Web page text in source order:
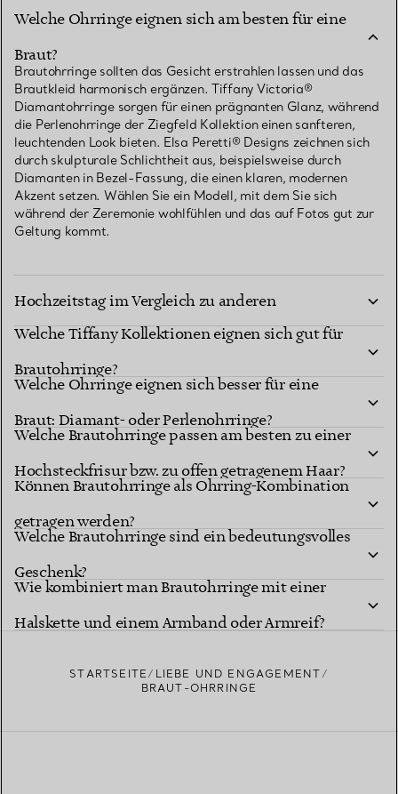
Welche Ohrringe eignen sich am besten für eine
Braut?
Brautohrringe sollten das Gesicht erstrahlen lassen und das
Brautkleid harmonisch ergänzen. Tiffany Victoria®
Diamantohrringe sorgen für einen prägnanten Glanz, während
die Perlenohrringe der Ziegfeld Kollektion einen sanfteren,
leuchtenden Look bieten. Elsa Peretti® Designs zeichnen sich
durch skulpturale Schlichtheit aus, beispielsweise durch
Diamanten in Bezel-Fassung, die einen klaren, modernen
Akzent setzen. Wählen Sie ein Modell, mit dem Sie sich
während der Zeremonie wohlfühlen und das auf Fotos gut zur
Geltung kommt.
Hochzeitstag im Vergleich zu anderen
Brautveranstaltungen aus?
Welche Tiffany Kollektionen eignen sich gut für
Brautohrringe?
Welche Ohrringe eignen sich besser für eine
Braut: Diamant- oder Perlenohrringe?
Welche Brautohrringe passen am besten zu einer
Hochsteckfrisur bzw. zu offen getragenem Haar?
Können Brautohrringe als Ohrring-Kombination
getragen werden?
Welche Brautohrringe sind ein bedeutungsvolles
Geschenk?
Wie kombiniert man Brautohrringe mit einer
Halskette und einem Armband oder Armreif?
STARTSEITE
LIEBE UND ENGAGEMENT
BRAUT-OHRRINGE